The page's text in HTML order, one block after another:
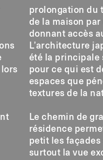
prolongation du
de la maison
donnant accès
L’architecture
été la principale
pour ce qui est
espaces que
textures de la
Le chemin de
résidence
petit les
surtout la vue